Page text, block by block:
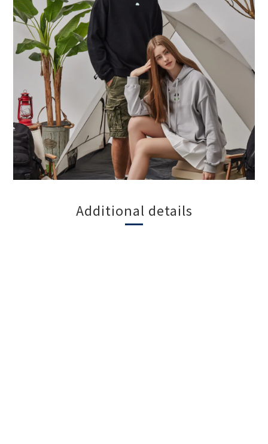
Additional details